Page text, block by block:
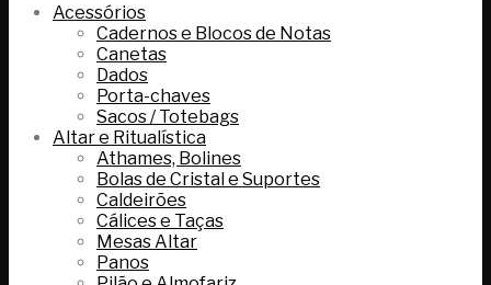
Acessórios
Cadernos e Blocos de Notas
Canetas
Dados
Porta-chaves
Sacos / Totebags
Altar e Ritualística
Athames, Bolines
Bolas de Cristal e Suportes
Caldeirões
Cálices e Taças
Mesas Altar
Panos